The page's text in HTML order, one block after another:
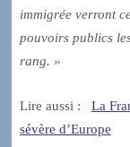
immigrée verront
pouvoirs publics
rang. »
Lire aussi : La
sévère d’Europe